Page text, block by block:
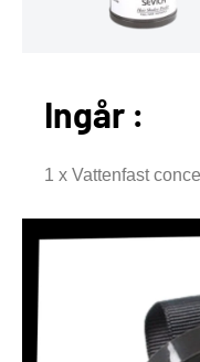
Ingår :
1 x Vattenfast